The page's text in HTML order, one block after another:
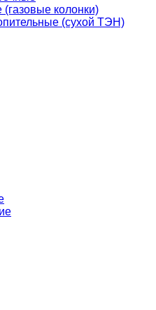
колонки)
(сухой ТЭН)